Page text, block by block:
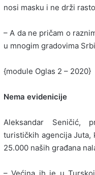
nosi masku i ne drži
– A da ne pričam o
u mnogim gradovima
{module Oglas 2 – 2020}
Nema evidenicije
Aleksandar Seničić,
turističkih agencija Juta,
25.000 naših građana